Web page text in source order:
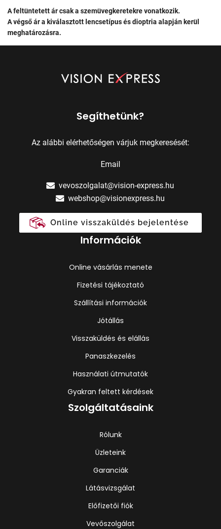
A feltüntetett ár csak a szemüvegkeretekre vonatkozik.
A végső ár a kiválasztott lencsetípus és dioptria alapján kerül
meghatározásra.
Segíthetünk?
Az alábbi elérhetőségen várjuk megkeresését:
Email
vevoszolgalat@vision-express.hu
webshop@visionexpress.hu
Online visszaküldés bejelentése
Információk
Online vásárlás menete
Fizetési tájékoztató
Szállítási információk
Jótállás
Visszaküldés és elállás
Panaszkezelés
Használati útmutatók
Gyakran feltett kérdések
Szolgáltatásaink
Rólunk
Üzleteink
Garanciák
Látásvizsgálat
Előfizetői fiók
Vevőszolgálat